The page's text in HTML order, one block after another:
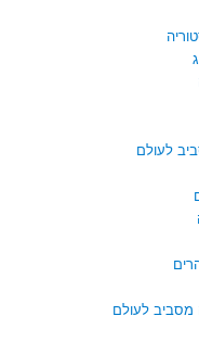
לעולם
לעולם